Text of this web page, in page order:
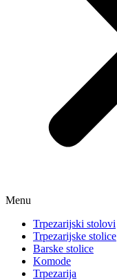
Menu
Trpezarijski stolovi
Trpezarijske stolice
Barske stolice
Komode
Trpezarija